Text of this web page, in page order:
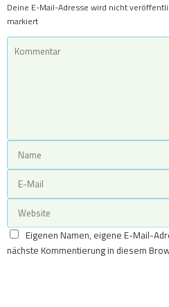
Deine E-Mail-Adresse wird nicht
markiert
Eigenen Namen, eigene E-Mail-
nächste Kommentierung in diesem